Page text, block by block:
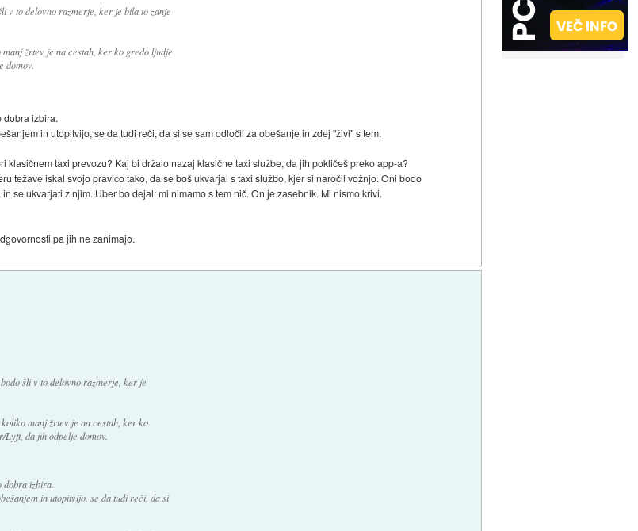
v to delovno razmerje, ker je bila to zanje
žrtev je na cestah, ker ko gredo ljudje
domov.
dobra izbira.
in utopitvijo, se da tudi reči, da si se sam odločil za obešanje in zdej "živi" s tem.
klasičnem taxi prevozu? Kaj bi držalo nazaj klasične taxi službe, da jih pokličeš preko app-a?
težave iskal svojo pravico tako, da se boš ukvarjal s taxi službo, kjer si naročil vožnjo. Oni bodo
se ukvarjati z njim. Uber bo dejal: mi nimamo s tem nič. On je zasebnik. Mi nismo krivi.
pa jih ne zanimajo.
šli v to delovno razmerje, ker je
manj žrtev je na cestah, ker ko
da jih odpelje domov.
dobra izbira.
in utopitvijo, se da tudi reči, da si